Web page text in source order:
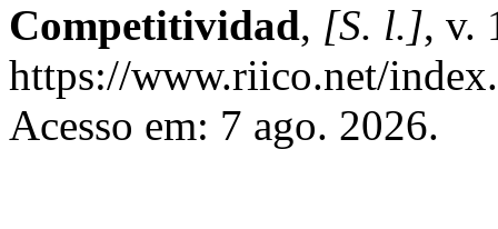
Competitividad, [S. l.], v.
https://www.riico.net/
Acesso em: 7 ago. 2026.